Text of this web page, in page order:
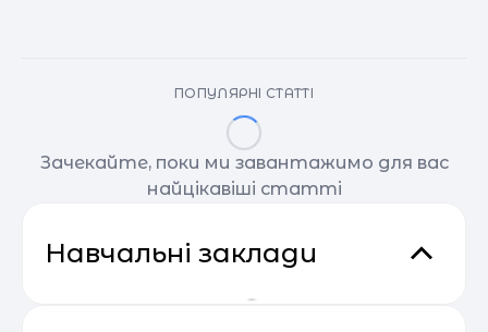
ПОПУЛЯРНІ СТАТТІ
Зачекайте, поки ми завантажимо для вас
найцікавіші статті
Навчальні заклади